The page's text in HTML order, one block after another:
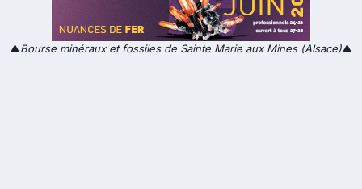
▲Bourse minéraux et fossiles de Sainte Marie aux Mines (Alsace)▲